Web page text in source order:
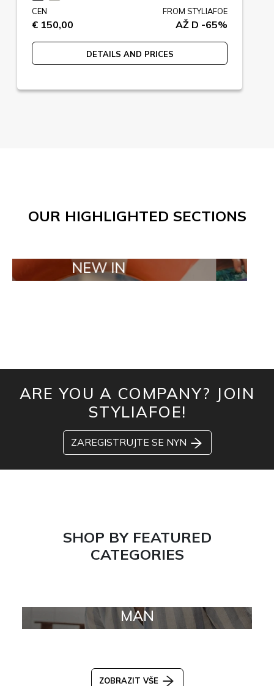
CEN
€ 150,00
FROM STYLIAFOE
AŽ D -65%
DETAILS AND PRICES
OUR HIGHLIGHTED SECTIONS
NEW IN TAILOR
ARE YOU A COMPANY? JOIN
STYLIAFOE!
ZAREGISTRUJTE SE NYN
SHOP BY FEATURED
CATEGORIES
MAN
ZOBRAZIT VŠE